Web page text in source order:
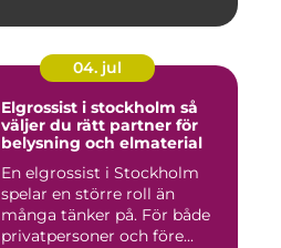
04. jul
Elgrossist i stockholm så
väljer du rätt partner för
belysning och elmaterial
En elgrossist i Stockholm
spelar en större roll än
många tänker på. För både
privatpersoner och före...